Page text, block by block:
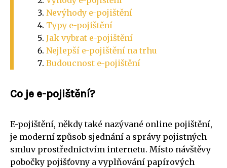
Nevýhody e-pojištění
Typy e-pojištění
Jak vybrat e-pojištění
Nejlepší e-pojištění na trhu
Budoucnost e-pojištění
Co je e-pojištění?
E-pojištění, někdy také nazývané online pojištění,
je moderní způsob sjednání a správy pojistných
smluv prostřednictvím internetu. Místo návštěvy
pobočky pojišťovny a vyplňování papírových